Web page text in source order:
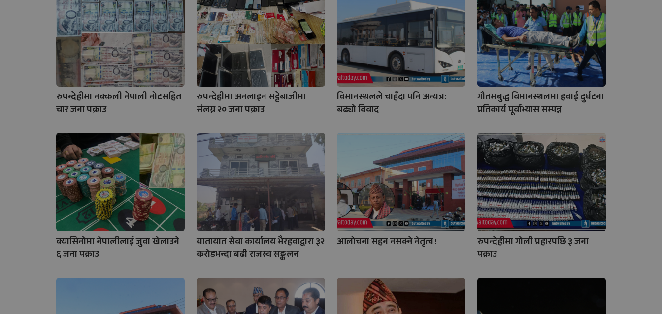
रुपन्देहीमा नक्कली नेपाली नोटसहित
चार जना पक्राउ
रुपन्देहीमा अनलाइन सट्टेबाजीमा
संलग्न २० जना पक्राउ
विमानस्थलले चाहँदा पनि अन्यत्र:
बढ्यो विवाद
गौतमबुद्ध विमानस्थलमा हवाई दुर्घटना
प्रतिकार्य पूर्वाभ्यास सम्पन्न
क्यासिनोमा नेपालीलाई जुवा खेलाउने
६ जना पक्राउ
यातायात सेवा कार्यालय भैरहवाद्वारा ३२
करोडभन्दा बढी राजस्व सङ्कलन
आलोचना सहन नसक्ने नेतृत्व !
रुपन्देहीमा गोली प्रहारपछि ३ जना
पक्राउ